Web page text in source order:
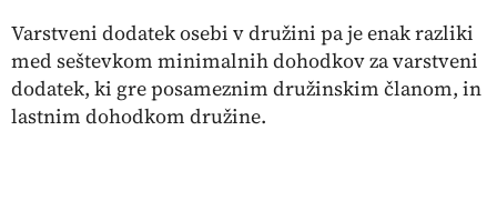
Varstveni dodatek osebi v družini pa je enak razliki
med seštevkom minimalnih dohodkov za varstveni
dodatek, ki gre posameznim družinskim članom, in
lastnim dohodkom družine.